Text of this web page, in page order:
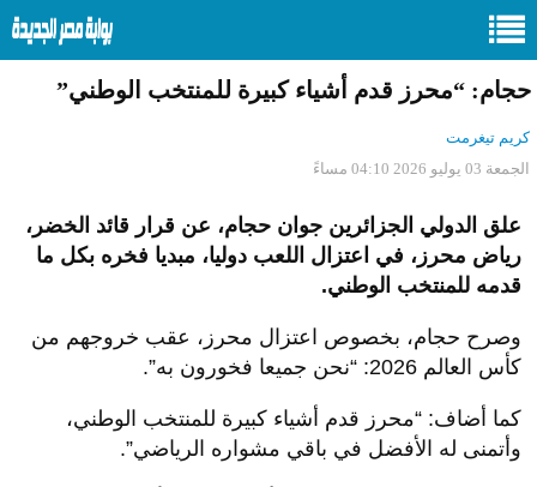
حجام: “محرز قدم أشياء كبيرة للمنتخب الوطني”
كريم تيغرمت
الجمعة 03 يوليو 2026 04:10 مساءً
علق الدولي الجزائرين جوان حجام، عن قرار قائد الخضر،
رياض محرز، في اعتزال اللعب دوليا، مبديا فخره بكل ما
قدمه للمنتخب الوطني.
وصرح حجام، بخصوص اعتزال محرز، عقب خروجهم من
كأس العالم 2026: “نحن جميعا فخورون به”.
كما أضاف: “محرز قدم أشياء كبيرة للمنتخب الوطني،
وأتمنى له الأفضل في باقي مشواره الرياضي”.